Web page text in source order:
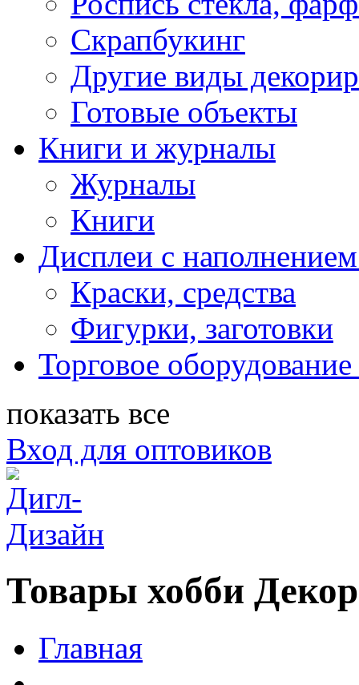
Скрапбукинг
Другие виды
Готовые объекты
Книги и журналы
Журналы
Книги
Дисплеи с
Краски, средства
Фигурки, заготовки
Торговое
показать все
Вход для оптовиков
Товары хобби
Главная